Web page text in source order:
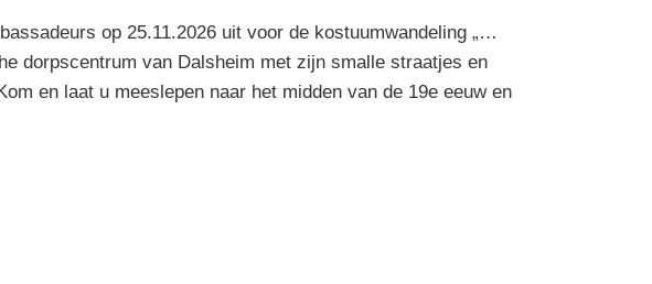
op 25.11.2026 uit voor de kostuumwandeling „…
dorpscentrum van Dalsheim met zijn smalle straatjes en
en laat u meeslepen naar het midden van de 19e eeuw en